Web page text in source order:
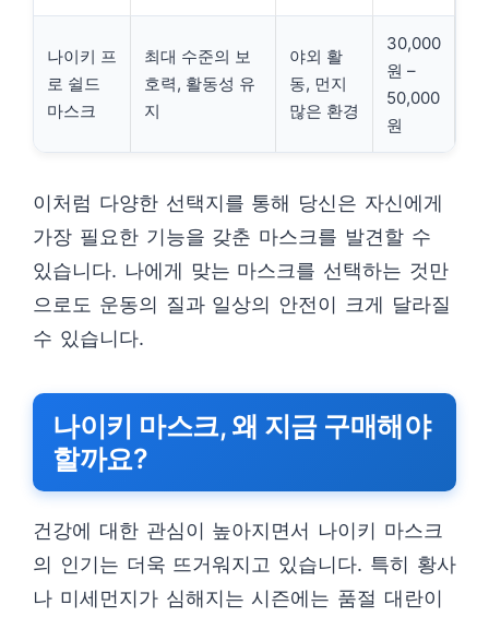
나이키 프
로 쉴드
마스크
최대 수준의 보
호력, 활동성 유
지
야외 활
동, 먼지
많은 환경
30,000
원 –
50,000
원
이처럼 다양한 선택지를 통해 당신은 자신에게
가장 필요한 기능을 갖춘 마스크를 발견할 수
있습니다. 나에게 맞는 마스크를 선택하는 것만
으로도 운동의 질과 일상의 안전이 크게 달라질
수 있습니다.
나이키 마스크, 왜 지금 구매해야
할까요?
건강에 대한 관심이 높아지면서 나이키 마스크
의 인기는 더욱 뜨거워지고 있습니다. 특히 황사
나 미세먼지가 심해지는 시즌에는 품절 대란이